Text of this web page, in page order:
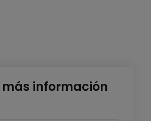
más información